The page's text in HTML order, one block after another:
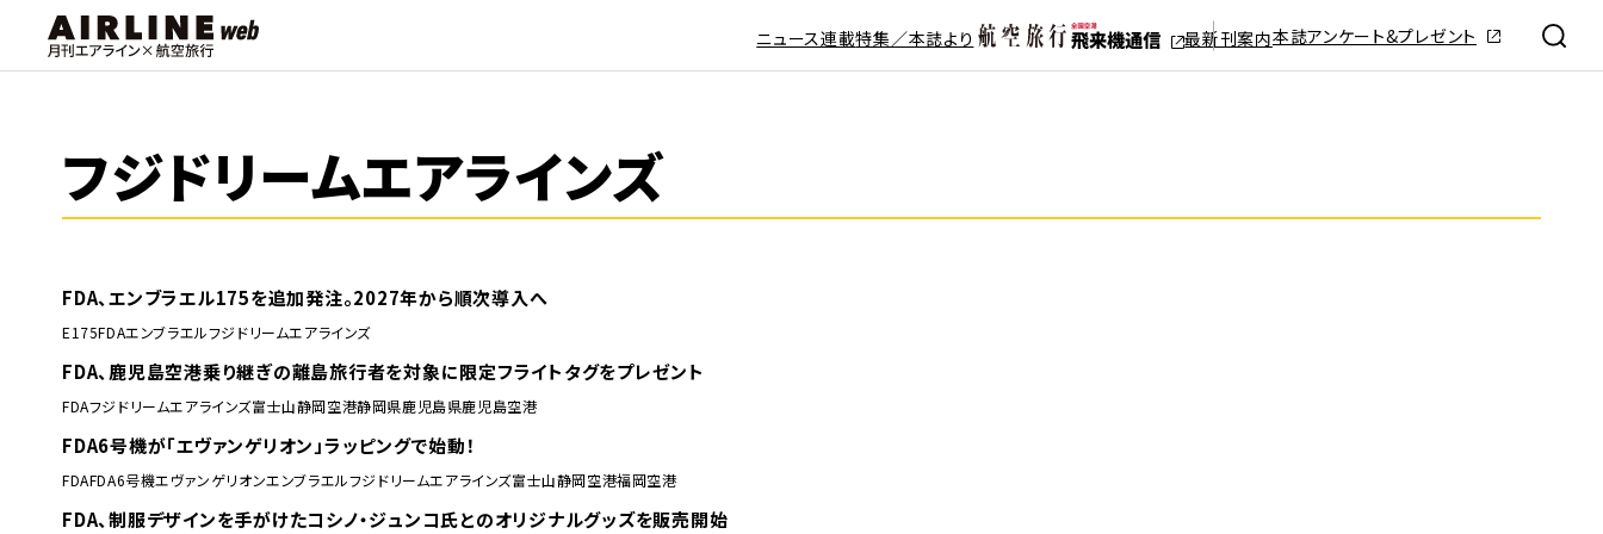
ニュース連載特集／本誌より 最新刊案内本誌アンケート&プレゼント
フジドリームエアラインズ
FDA、エンブラエル175を追加発注。2027年から順次導入へ
E175FDAエンブラエルフジドリームエアラインズ
FDA、鹿児島空港乗り継ぎの離島旅行者を対象に限定フライトタグをプレゼント
FDAフジドリームエアラインズ富士山静岡空港静岡県鹿児島県鹿児島空港
FDA6号機が「エヴァンゲリオン」ラッピングで始動！
FDAFDA6号機エヴァンゲリオンエンブラエルフジドリームエアラインズ富士山静岡空港福岡空港
FDA、制服デザインを手がけたコシノ・ジュンコ氏とのオリジナルグッズを販売開始